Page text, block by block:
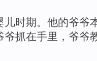
儿时期。 他的爷爷
爷抓在手里，爷爷